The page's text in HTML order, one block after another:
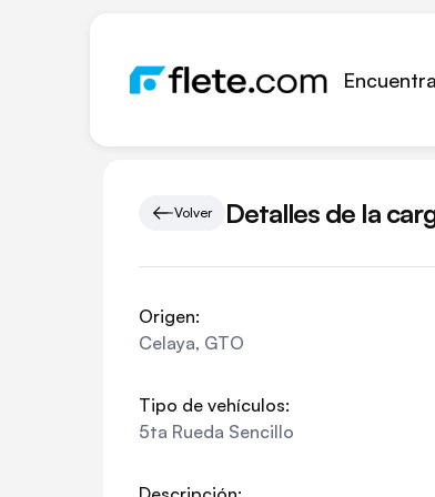
Volver Detalles de la
Origen:
Celaya, GTO
Tipo de vehículos:
5ta Rueda Sencillo